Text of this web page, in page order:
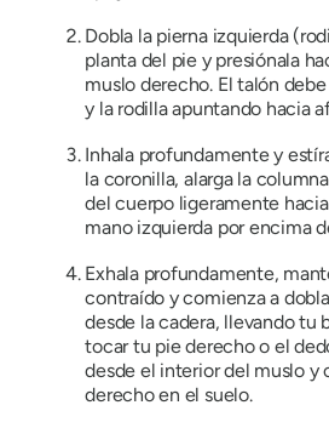
Dobla la pierna izquierda
planta del pie y presiónala
muslo derecho. El talón
y la rodilla apuntando hacia
Inhala profundamente y
la coronilla, alarga la
del cuerpo ligeramente
mano izquierda por encima
Exhala profundamente,
contraído y comienza a
desde la cadera, llevando tu
tocar tu pie derecho o el
desde el interior del muslo y
derecho en el suelo.